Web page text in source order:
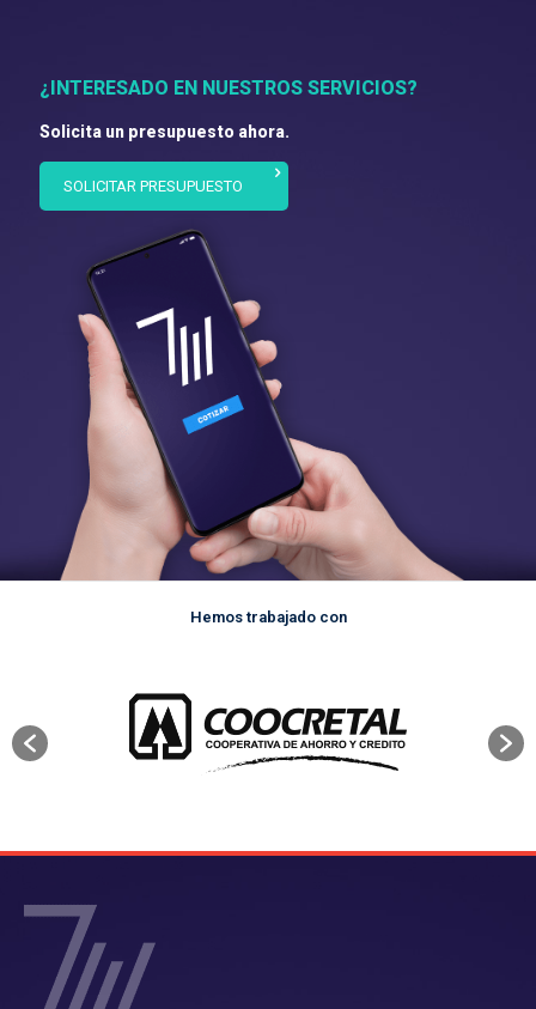
¿INTERESADO EN NUESTROS SERVICIOS?
Solicita un presupuesto ahora.
SOLICITAR PRESUPUESTO
Hemos trabajado con